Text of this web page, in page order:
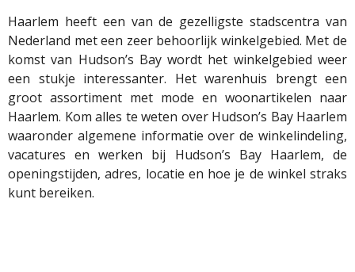
Haarlem heeft een van de gezelligste stadscentra van
Nederland met een zeer behoorlijk winkelgebied. Met de
komst van Hudson’s Bay wordt het winkelgebied weer
een stukje interessanter. Het warenhuis brengt een
groot assortiment met mode en woonartikelen naar
Haarlem. Kom alles te weten over Hudson’s Bay Haarlem
waaronder algemene informatie over de winkelindeling,
vacatures en werken bij Hudson’s Bay Haarlem, de
openingstijden, adres, locatie en hoe je de winkel straks
kunt bereiken.